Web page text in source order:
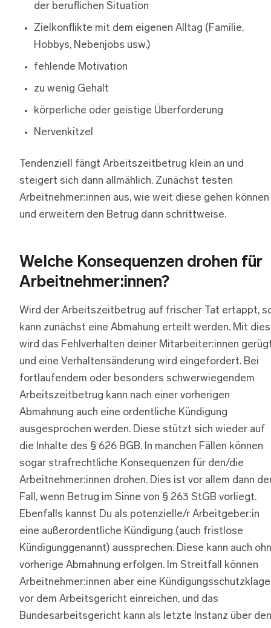
der beruflichen Situation
Zielkonflikte mit dem eigenen Alltag (Familie,
Hobbys, Nebenjobs usw.)
fehlende Motivation
zu wenig Gehalt
körperliche oder geistige Überforderung
Nervenkitzel
Tendenziell fängt Arbeitszeitbetrug klein an und
steigert sich dann allmählich. Zunächst testen
Arbeitnehmer:innen aus, wie weit diese gehen können
und erweitern den Betrug dann schrittweise.
Welche Konsequenzen drohen für
Arbeitnehmer:innen?
Wird der Arbeitszeitbetrug auf frischer Tat ertappt,
kann zunächst eine Abmahung erteilt werden. Mit
wird das Fehlverhalten deiner Mitarbeiter:innen
und eine Verhaltensänderung wird eingefordert. Bei
fortlaufendem oder besonders schwerwiegendem
Arbeitszeitbetrug kann nach einer vorherigen
Abmahnung auch eine ordentliche Kündigung
ausgesprochen werden. Diese stützt sich wieder auf
die Inhalte des § 626 BGB. In manchen Fällen können
sogar strafrechtliche Konsequenzen für den/die
Arbeitnehmer:innen drohen. Dies ist vor allem dann
Fall, wenn Betrug im Sinne von § 263 StGB vorliegt.
Ebenfalls kannst Du als potenzielle/r Arbeitgeber:in
eine außerordentliche Kündigung (auch fristlose
Kündigunggenannt) aussprechen. Diese kann auch
vorherige Abmahnung erfolgen. Im Streitfall können
Arbeitnehmer:innen aber eine Kündigungsschutzklage
vor dem Arbeitsgericht einreichen, und das
Bundesarbeitsgericht kann als letzte Instanz über den